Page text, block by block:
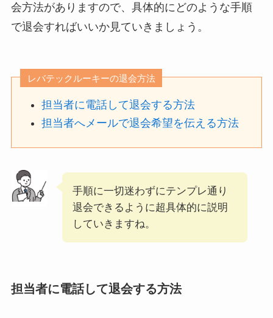
会方法がありますので、具体的にどのような手順
で退会すればいいか見ていきましょう。
レバテックルーキーの退会方法
担当者に電話して退会する方法
担当者へメールで退会希望を伝える方法
手順に一切迷わずにテンプレ通り
退会できるように超具体的に説明
していきますね。
担当者に電話して退会する方法